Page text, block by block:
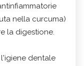
nella curcuma)
la digestione.
dentale